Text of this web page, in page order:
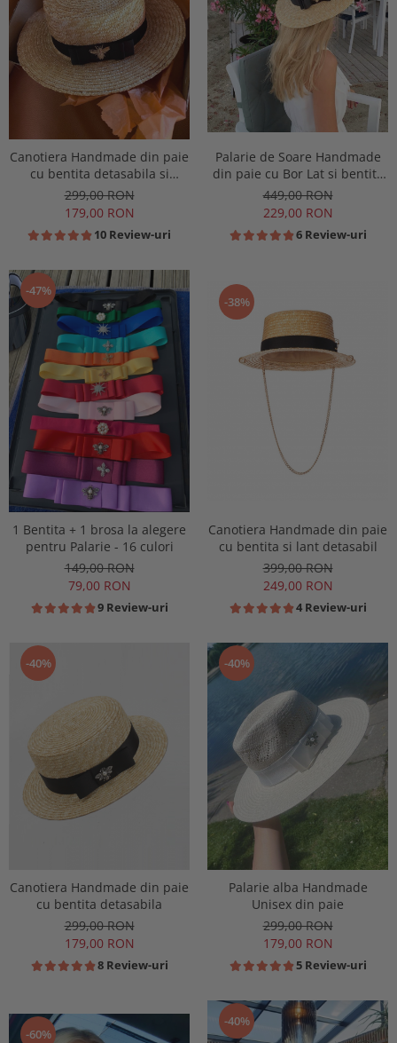
Canotiera Handmade din paie
cu bentita detasabila si
accesoriu la alegere
299,00 RON
179,00 RON
10 Review-uri
Palarie de Soare Handmade
din paie cu Bor Lat si bentita
detasabila la alegere
449,00 RON
229,00 RON
6 Review-uri
-47%
1 Bentita + 1 brosa la alegere
pentru Palarie - 16 culori
149,00 RON
79,00 RON
9 Review-uri
-38%
Canotiera Handmade din paie
cu bentita si lant detasabil
399,00 RON
249,00 RON
4 Review-uri
-40%
Canotiera Handmade din paie
cu bentita detasabila
299,00 RON
179,00 RON
8 Review-uri
-40%
Palarie alba Handmade
Unisex din paie
299,00 RON
179,00 RON
5 Review-uri
-60%
-40%